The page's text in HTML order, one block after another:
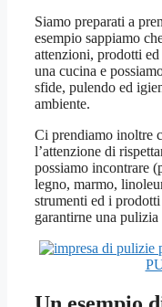
Siamo preparati a
esempio sappiamo
attenzioni, prodotti
una cucina e
sfide, pulendo ed
ambiente.
Ci prendiamo inoltre
l’attenzione di
possiamo incontrare
legno, marmo,
strumenti ed i
garantirne una